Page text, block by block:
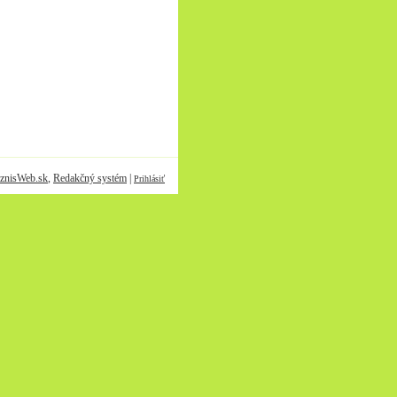
, Redakčný systém Prihlásiť